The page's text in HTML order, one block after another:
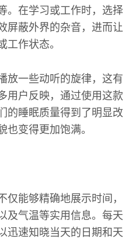
。在学习或工作时，选择
屏蔽外界的杂音，进而让
工作状态。
放一些动听的旋律，这有
用户反映，通过使用这款
的睡眠质量得到了明显改
也变得更加饱满。
仅能够精确地展示时间，
及气温等实用信息。每天
迅速知晓当天的日期和天